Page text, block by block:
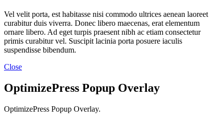
Vel velit porta, est habitasse nisi commodo ultrices aenean laoreet
curabitur duis viverra. Donec libero maecenas, erat elementum
ornare libero. Ad eget turpis praesent nibh ac etiam consectetur
primis curabitur vel. Suscipit lacinia porta posuere iaculis
suspendisse bibendum.
Close
OptimizePress Popup Overlay
OptimizePress Popup Overlay.